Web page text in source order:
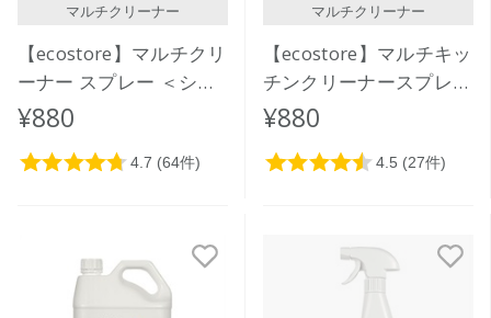
マルチクリーナー
【ecostore】マルチクリ
ーナー スプレー ＜シト
ラス＞ 500mL
¥880
マルチクリーナー
【ecostore】マルチキッ
チンクリーナースプレー
＜オレンジ＆タイム＞
¥880